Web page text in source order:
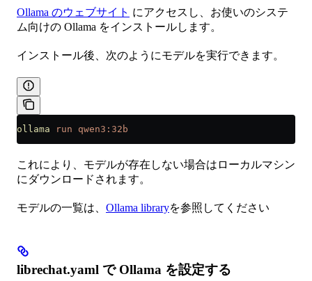
Ollama のウェブサイト にアクセスし、お使いのシステ
ム向けの Ollama をインストールします。
インストール後、次のようにモデルを実行できます。
ollama run qwen3:32b
これにより、モデルが存在しない場合はローカルマシン
にダウンロードされます。
モデルの一覧は、 Ollama libraryを参照してください
librechat.yaml で Ollama を設定する